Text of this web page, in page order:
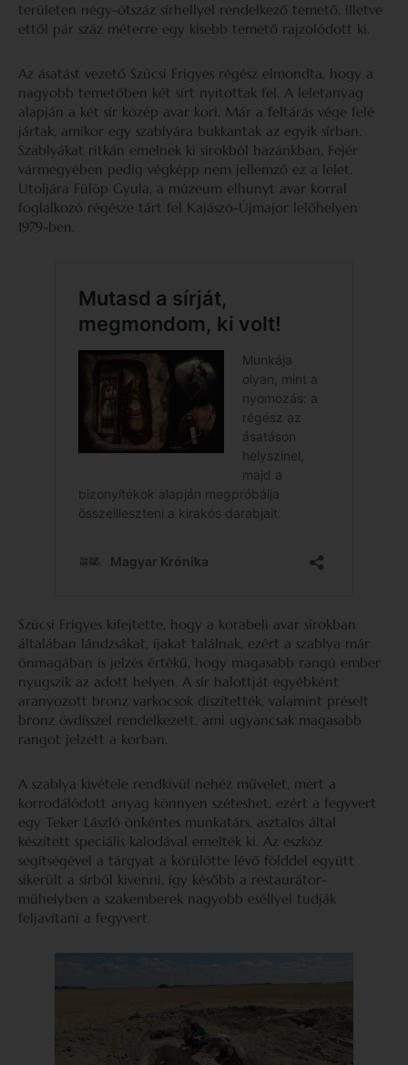
területen négy-ötszáz sírhellyel rendelkező temető, illetve
ettől pár száz méterre egy kisebb temető rajzolódott ki.
Az ásatást vezető Szücsi Frigyes régész elmondta, hogy a
nagyobb temetőben két sírt nyitottak fel. A leletanyag
alapján a két sír közép avar kori. Már a feltárás vége felé
jártak, amikor egy szablyára bukkantak az egyik sírban.
Szablyákat ritkán emelnek ki sírokból hazánkban, Fejér
vármegyében pedig végképp nem jellemző ez a lelet.
Utoljára Fülöp Gyula, a múzeum elhunyt avar korral
foglalkozó régésze tárt fel Kajászó-Újmajor lelőhelyen
1979-ben.
Szücsi Frigyes kifejtette, hogy a korabeli avar sírokban
általában lándzsákat, íjakat találnak, ezért a szablya már
önmagában is jelzés értékű, hogy magasabb rangú ember
nyugszik az adott helyen. A sír halottját egyébként
aranyozott bronz varkocsok díszítették, valamint préselt
bronz övdísszel rendelkezett, ami ugyancsak magasabb
rangot jelzett a korban.
A szablya kivétele rendkívül nehéz művelet, mert a
korrodálódott anyag könnyen széteshet, ezért a fegyvert
egy Teker László önkéntes munkatárs, asztalos által
készített speciális kalodával emelték ki. Az eszköz
segítségével a tárgyat a körülötte lévő földdel együtt
sikerült a sírból kivenni, így később a restaurátor-
műhelyben a szakemberek nagyobb eséllyel tudják
feljavítani a fegyvert.